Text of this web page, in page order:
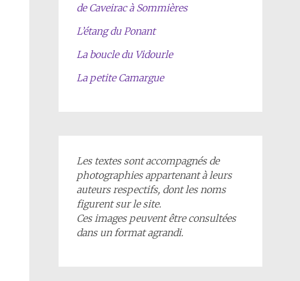
de Caveirac à Sommières
L’étang du Ponant
La boucle du Vidourle
La petite Camargue
Les textes sont accompagnés de
photographies appartenant à leurs
auteurs respectifs, dont les noms
figurent sur le site.
Ces images peuvent être consultées
dans un format agrandi.